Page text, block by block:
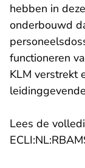
hebben in
onderbouwd
functioneren
KLM verstrekt
Lees de